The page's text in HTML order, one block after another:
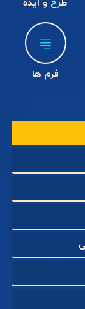
عالی
طرح و ایده
فرم ها